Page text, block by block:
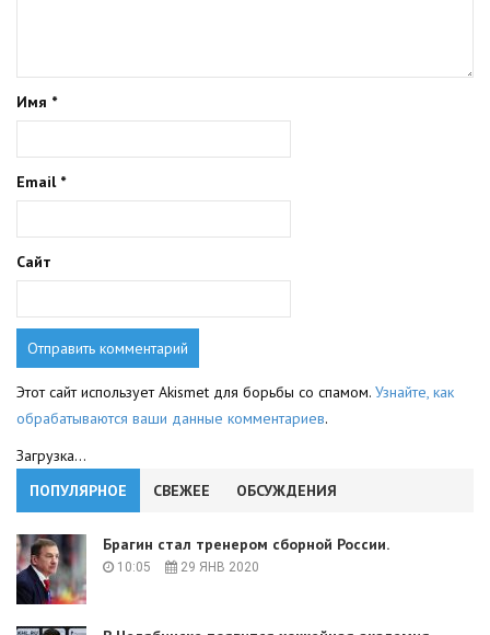
Имя *
Email *
Сайт
Этот сайт использует Akismet для борьбы со спамом. Узнайте, как
обрабатываются ваши данные комментариев.
Загрузка...
ПОПУЛЯРНОЕ
СВЕЖЕЕ ОБСУЖДЕНИЯ
Брагин стал тренером сборной России.
10:05 29 ЯНВ 2020